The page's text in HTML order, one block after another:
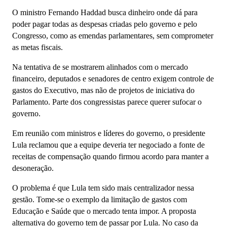
O ministro Fernando Haddad busca dinheiro onde dá para
poder pagar todas as despesas criadas pelo governo e pelo
Congresso, como as emendas parlamentares, sem comprometer
as metas fiscais.
Na tentativa de se mostrarem alinhados com o mercado
financeiro, deputados e senadores de centro exigem controle de
gastos do Executivo, mas não de projetos de iniciativa do
Parlamento. Parte dos congressistas parece querer sufocar o
governo.
Em reunião com ministros e líderes do governo, o presidente
Lula reclamou que a equipe deveria ter negociado a fonte de
receitas de compensação quando firmou acordo para manter a
desoneração.
O problema é que Lula tem sido mais centralizador nessa
gestão. Tome-se o exemplo da limitação de gastos com
Educação e Saúde que o mercado tenta impor. A proposta
alternativa do governo tem de passar por Lula. No caso da